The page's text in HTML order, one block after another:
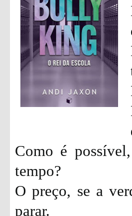
Como é
tempo?
O preço, se a
parar.